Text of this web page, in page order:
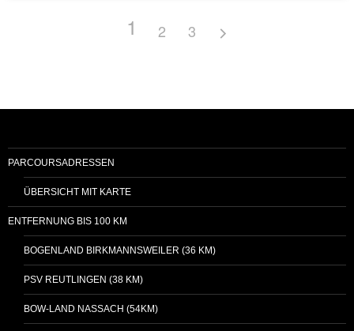
1 2 3
PARCOURSADRESSEN
ÜBERSICHT MIT KARTE
ENTFERNUNG BIS 100 KM
BOGENLAND BIRKMANNSWEILER (36 KM)
PSV REUTLINGEN (38 KM)
BOW-LAND NASSACH (54KM)